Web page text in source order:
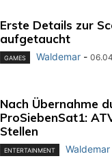
Erste Details zur
aufgetaucht
GAMES Waldemar -
Nach Übernahme
ProSiebenSat1:
Stellen
ENTERTAINMENT Waldemar